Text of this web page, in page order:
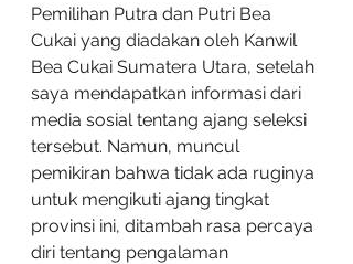
Pemilihan Putra dan Putri Bea
Cukai yang diadakan oleh Kanwil
Bea Cukai Sumatera Utara, setelah
saya mendapatkan informasi dari
media sosial tentang ajang seleksi
tersebut. Namun, muncul
pemikiran bahwa tidak ada ruginya
untuk mengikuti ajang tingkat
provinsi ini, ditambah rasa percaya
diri tentang pengalaman